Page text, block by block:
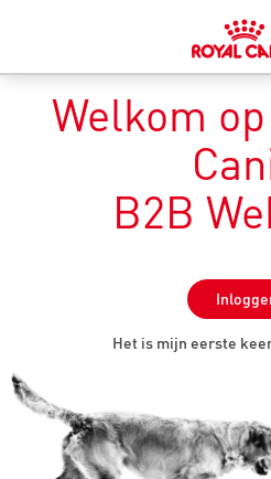
Welkom
B2B
Het is mijn eerste